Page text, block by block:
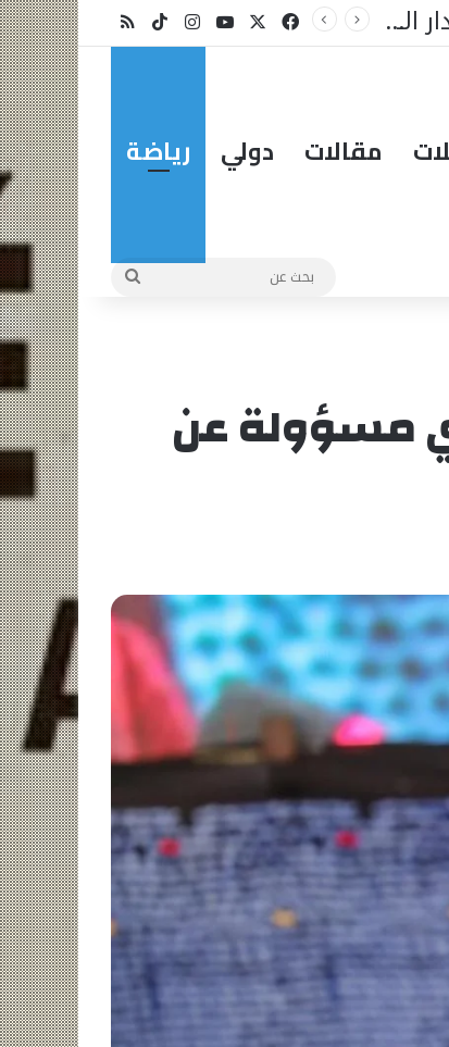
فيسبوكيوتيوبانستقرام
‫TikTokملخص الموقع RSS
مقالات دولي رياضة
بحث
مسؤولة عن